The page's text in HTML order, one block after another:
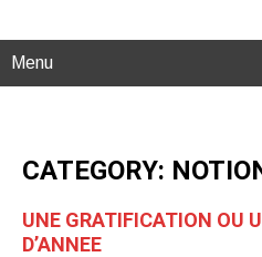
Menu
CATEGORY:
UNE GRATIFICATION OU
D’ANNEE